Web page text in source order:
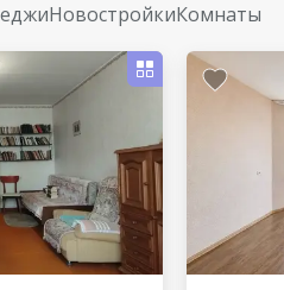
НовостройкиКомнаты